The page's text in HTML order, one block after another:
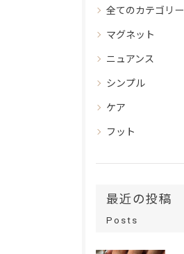
全てのカテゴリー
マグネット
ニュアンス
シンプル
ケア
フット
最近の投稿
Posts